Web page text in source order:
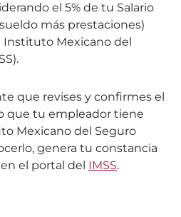
el 5% de tu Salario
más prestaciones)
Mexicano del
que revises y confirmes el
que tu empleador tiene
Mexicano del Seguro
genera tu constancia
el portal del IMSS.